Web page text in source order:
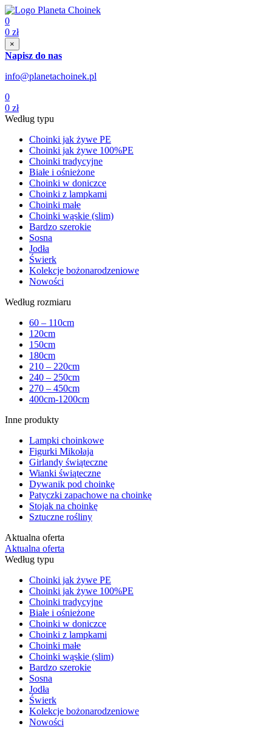
0
0 zł
×
Napisz do nas
info@planetachoinek.pl
0
0 zł
Według typu
Choinki jak żywe PE
Choinki jak żywe 100%PE
Choinki tradycyjne
Białe i ośnieżone
Choinki w doniczce
Choinki z lampkami
Choinki małe
Choinki wąskie (slim)
Bardzo szerokie
Sosna
Jodła
Świerk
Kolekcje bożonarodzeniowe
Nowości
Według rozmiaru
60 – 110cm
120cm
150cm
180cm
210 – 220cm
240 – 250cm
270 – 450cm
400cm-1200cm
Inne produkty
Lampki choinkowe
Figurki Mikołaja
Girlandy świąteczne
Wianki świąteczne
Dywanik pod choinkę
Patyczki zapachowe na choinkę
Stojak na choinkę
Sztuczne rośliny
Aktualna oferta
Aktualna oferta
Według typu
Choinki jak żywe PE
Choinki jak żywe 100%PE
Choinki tradycyjne
Białe i ośnieżone
Choinki w doniczce
Choinki z lampkami
Choinki małe
Choinki wąskie (slim)
Bardzo szerokie
Sosna
Jodła
Świerk
Kolekcje bożonarodzeniowe
Nowości